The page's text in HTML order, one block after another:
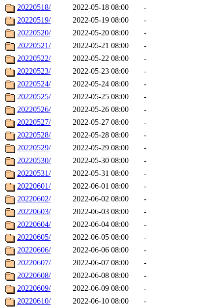
20220518/
2022-05-18 08:00
-
20220519/
2022-05-19 08:00
-
20220520/
2022-05-20 08:00
-
20220521/
2022-05-21 08:00
-
20220522/
2022-05-22 08:00
-
20220523/
2022-05-23 08:00
-
20220524/
2022-05-24 08:00
-
20220525/
2022-05-25 08:00
-
20220526/
2022-05-26 08:00
-
20220527/
2022-05-27 08:00
-
20220528/
2022-05-28 08:00
-
20220529/
2022-05-29 08:00
-
20220530/
2022-05-30 08:00
-
20220531/
2022-05-31 08:00
-
20220601/
2022-06-01 08:00
-
20220602/
2022-06-02 08:00
-
20220603/
2022-06-03 08:00
-
20220604/
2022-06-04 08:00
-
20220605/
2022-06-05 08:00
-
20220606/
2022-06-06 08:00
-
20220607/
2022-06-07 08:00
-
20220608/
2022-06-08 08:00
-
20220609/
2022-06-09 08:00
-
20220610/
2022-06-10 08:00 -